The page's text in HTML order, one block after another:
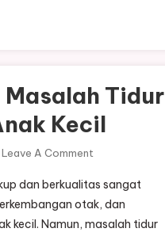
Tidur
Kecil
Leave A CommentOn
Mengatasi
Masalah
Tidur
dan berkualitas sangat
otak, dan
kecil. Namun, masalah tidur